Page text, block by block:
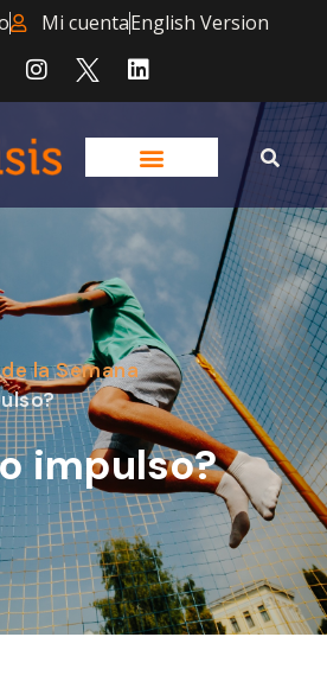
Mi cuentaEnglish Version
la Semana
impulso?